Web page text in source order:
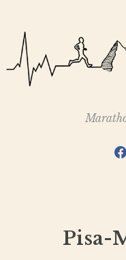
Pisa-